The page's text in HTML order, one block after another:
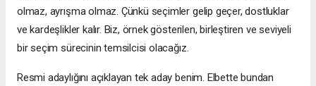
olmaz, ayrışma olmaz. Çünkü seçimler gelip geçer, dostluklar
ve kardeşlikler kalır. Biz, örnek gösterilen, birleştiren ve seviyeli
bir seçim sürecinin temsilcisi olacağız.
Resmi adaylığını açıklayan tek aday benim. Elbette bundan